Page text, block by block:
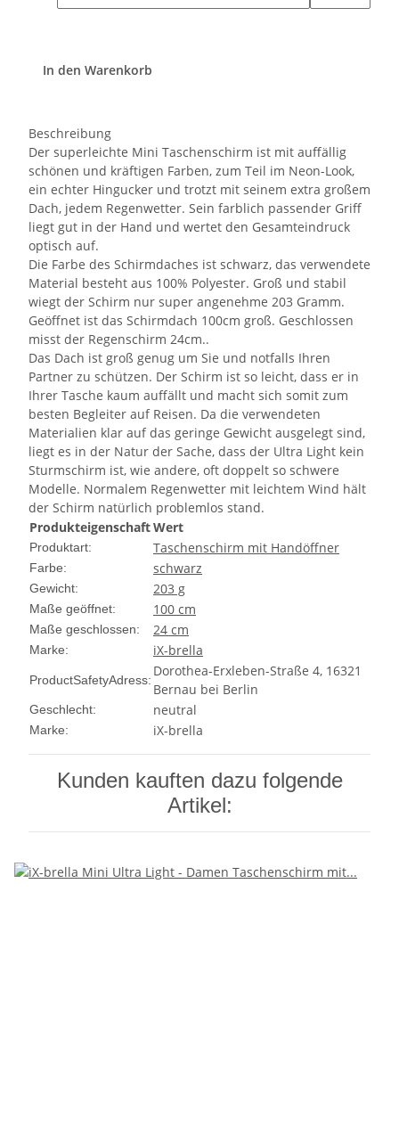
In den Warenkorb
Beschreibung
Der superleichte Mini Taschenschirm ist mit auffällig
schönen und kräftigen Farben, zum Teil im Neon-Look,
ein echter Hingucker und trotzt mit seinem extra großem
Dach, jedem Regenwetter. Sein farblich passender Griff
liegt gut in der Hand und wertet den Gesamteindruck
optisch auf.
Die Farbe des Schirmdaches ist schwarz, das verwendete
Material besteht aus 100% Polyester. Groß und stabil
wiegt der Schirm nur super angenehme 203 Gramm.
Geöffnet ist das Schirmdach 100cm groß. Geschlossen
misst der Regenschirm 24cm..
Das Dach ist groß genug um Sie und notfalls Ihren
Partner zu schützen. Der Schirm ist so leicht, dass er in
Ihrer Tasche kaum auffällt und macht sich somit zum
besten Begleiter auf Reisen. Da die verwendeten
Materialien klar auf das geringe Gewicht ausgelegt sind,
liegt es in der Natur der Sache, dass der Ultra Light kein
Sturmschirm ist, wie andere, oft doppelt so schwere
Modelle. Normalem Regenwetter mit leichtem Wind hält
der Schirm natürlich problemlos stand.
ProdukteigenschaftWert
Produktart: Taschenschirm mit Handöffner
Farbe: schwarz
Gewicht: 203 g
Maße geöffnet: 100 cm
Maße geschlossen: 24 cm
Marke: iX-brella
ProductSafetyAdress:
Dorothea-Erxleben-Straße 4, 16321
Bernau bei Berlin
Geschlecht: neutral
Marke: iX-brella
Kunden kauften dazu folgende
Artikel: